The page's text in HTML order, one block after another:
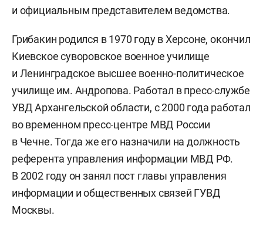
и официальным представителем ведомства.
Грибакин родился в 1970 году в Херсоне, окончил
Киевское суворовское военное училище
и Ленинградское высшее военно-политическое
училище им. Андропова. Работал в пресс-службе
УВД Архангельской области, с 2000 года работал
во временном пресс-центре МВД России
в Чечне. Тогда же его назначили на должность
референта управления информации МВД РФ.
В 2002 году он занял пост главы управления
информации и общественных связей ГУВД
Москвы.